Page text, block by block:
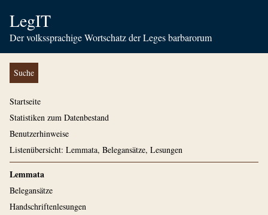
LegIT
Der volkssprachige Wortschatz der Leges barbarorum
Suche
Startseite
Statistiken zum Datenbestand
Benutzerhinweise
Listenübersicht: Lemmata, Belegansätze, Lesungen
Lemmata
Belegansätze
Handschriftenlesungen